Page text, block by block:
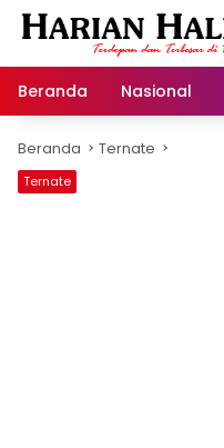
Langsung
Beranda
Nasional
Beranda Ternate
Ternate